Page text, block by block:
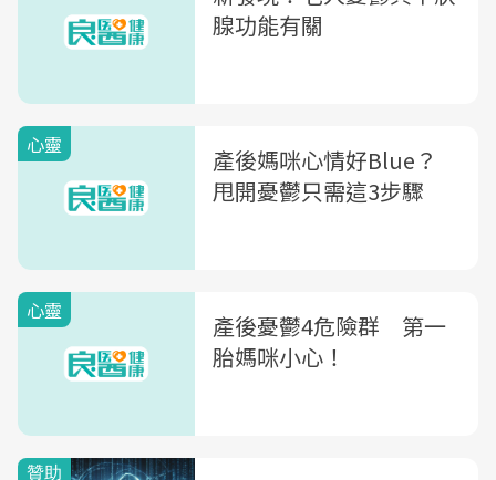
腺功能有關
心靈
產後媽咪心情好Blue？
甩開憂鬱只需這3步驟
心靈
產後憂鬱4危險群 第一
胎媽咪小心！